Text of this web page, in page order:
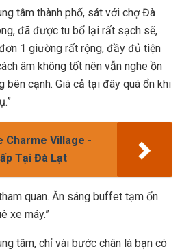
tâm thành phố, sát với chợ Đà
đã được tu bổ lại rất sạch sẽ,
1 giường rất rộng, đầy đủ tiện
âm không tốt nên vẫn nghe ồn
bên cạnh. Giá cả tại đây quá ổn khi
Charme Village -
Tại Đà Lạt
quan. Ăn sáng buffet tạm ổn.
xe máy.”
tâm, chỉ vài bước chân là bạn có